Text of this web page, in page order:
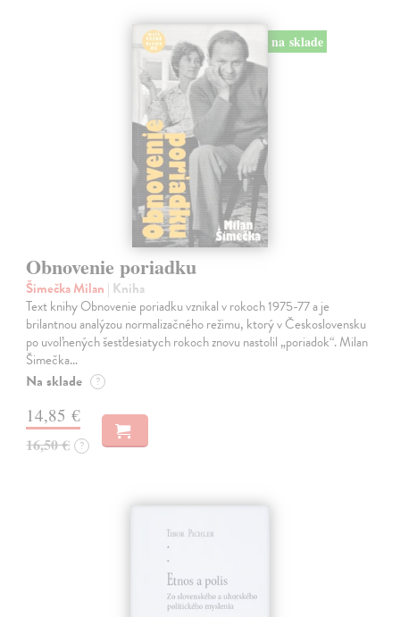
na sklade
Obnovenie poriadku
Šimečka Milan | Kniha
Text knihy Obnovenie poriadku vznikal v rokoch 1975-77 a je
brilantnou analýzou normalizačného režimu, ktorý v Československu
po uvoľnených šesťdesiatych rokoch znovu nastolil „poriadok“. Milan
Šimečka…
Na sklade ?
14,85 €
16,50 € ?